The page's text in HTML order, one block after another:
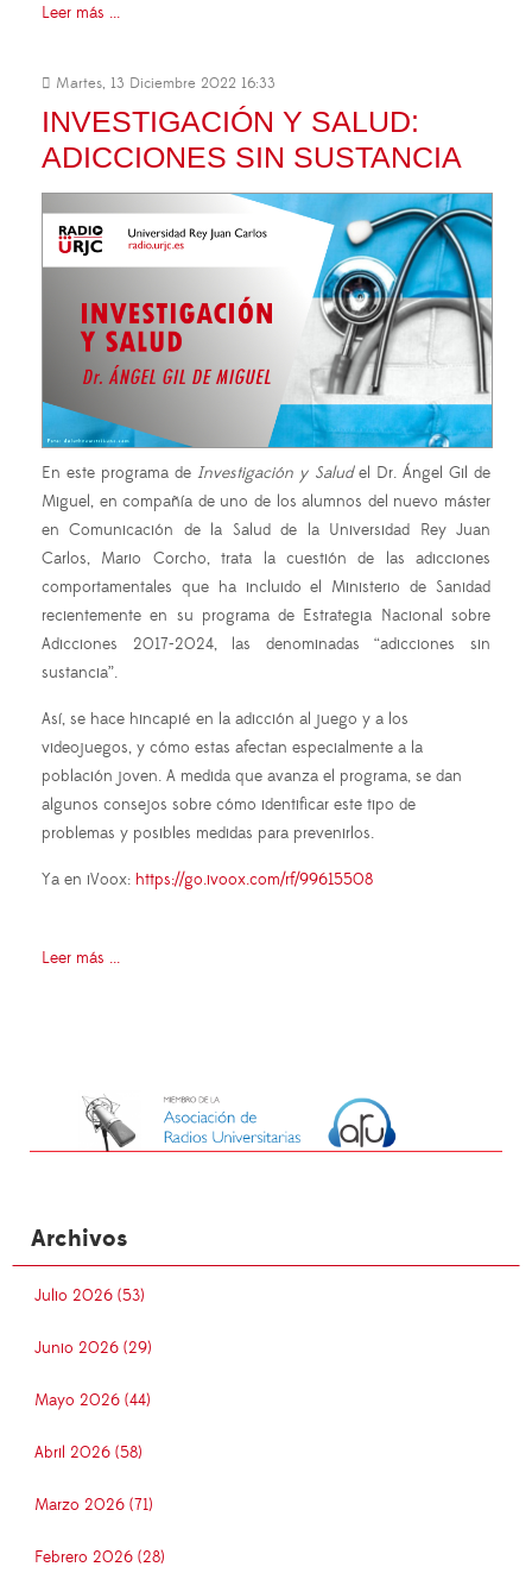
Leer más ...
Martes, 13 Diciembre 2022 16:33
INVESTIGACIÓN Y SALUD:
ADICCIONES SIN SUSTANCIA
En este programa deInvestigación y Saludel Dr. Ángel Gil de
Miguel, en compañía de uno de los alumnos del nuevo máster
en Comunicación de la Salud de la Universidad Rey Juan
Carlos, Mario Corcho, trata la cuestión de las adicciones
comportamentales que ha incluido el Ministerio de Sanidad
recientemente en su programa de Estrategia Nacional sobre
Adicciones 2017-2024, las denominadas “adicciones sin
sustancia”.
Así, se hace hincapié en la adicción al juego y a los
videojuegos, y cómo estas afectan especialmente a la
población joven. A medida que avanza el programa, se dan
algunos consejos sobre cómo identificar este tipo de
problemas y posibles medidas para prevenirlos.
Ya en iVoox: https://go.ivoox.com/rf/99615508
Leer más ...
Archivos
Julio 2026 (53)
Junio 2026 (29)
Mayo 2026 (44)
Abril 2026 (58)
Marzo 2026 (71)
Febrero 2026 (28)